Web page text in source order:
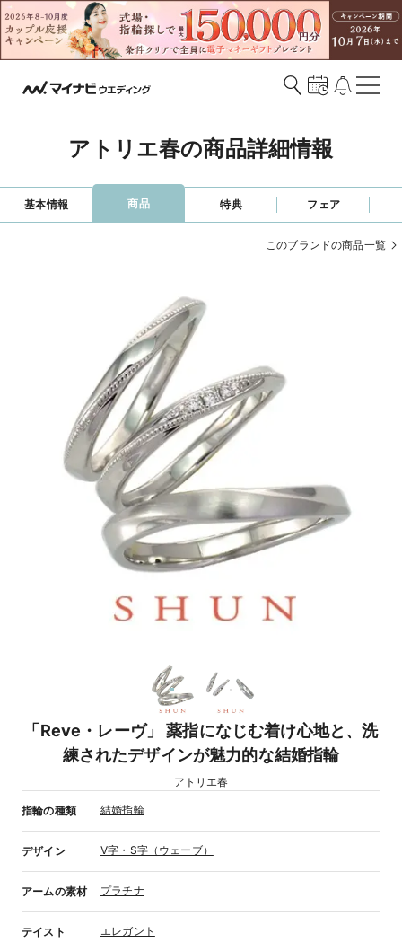
アトリエ春の商品詳細情報
基本情報 商品 特典 フェア
このブランドの商品一覧
「Reve・レーヴ」 薬指になじむ着け心地と、洗
練されたデザインが魅力的な結婚指輪
アトリエ春
指輪の種類 結婚指輪
デザイン V字・S字（ウェーブ）
アームの素材 プラチナ
テイスト エレガント